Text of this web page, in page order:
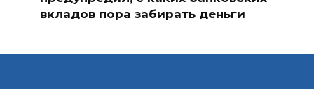
вкладов пора забирать деньги